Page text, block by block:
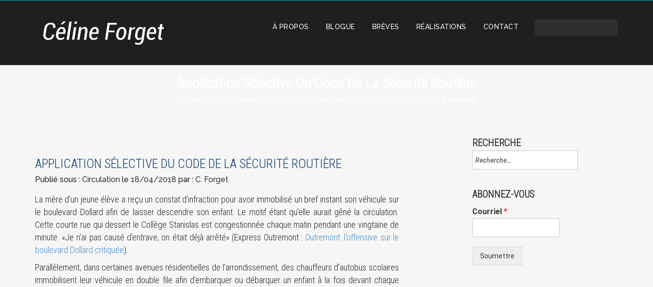
À PROPOS BLOGUE BRÈVES RÉALISATIONS CONTACT
APPLICATION SÉLECTIVE DU CODE DE LA SÉCURITÉ ROUTIÈRE
Publié sous : Circulation le 18/04/2018 par : C. Forget
La mère d’un jeune élève a reçu un constat d’infraction pour avoir immobilisé un bref instant son véhicule sur
le boulevard Dollard afin de laisser descendre son enfant. Le motif étant qu’elle aurait gêné la circulation.
Cette courte rue qui dessert le Collège Stanislas est congestionnée chaque matin pendant une vingtaine de
minute. «Je n’ai pas causé d’entrave, on était déjà arrêté» (Express Outremont : Outremont: l’offensive sur le
boulevard Dollard critiquée).
Parallèlement, dans certaines avenues résidentielles de l’arrondissement, des chauffeurs d’autobus scolaires
immobilisent leur véhicule en double file afin d’embarquer ou débarquer un enfant à la fois devant chaque
RECHERCHE
ABONNEZ-VOUS
Courriel *
Soumettre